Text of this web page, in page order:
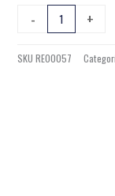
-
INFRAMUNDO
cantidad
+
SKURE00057